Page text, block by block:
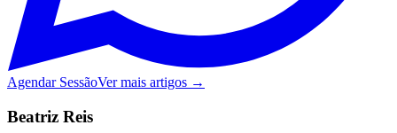
Agendar SessãoVer mais artigos →
Beatriz Reis